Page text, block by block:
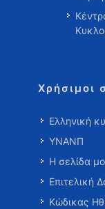
Χρήσιμοι
Ελληνική
ΥΝΑΝΠ
Η σελίδα
Επιτελική
Κώδικας